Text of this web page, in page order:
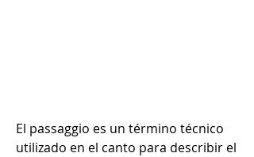
El passaggio es un término técnico
utilizado en el canto para describir el